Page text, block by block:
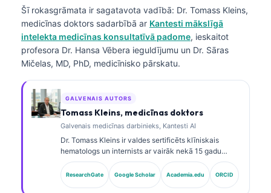
Šī rokasgrāmata ir sagatavota vadībā: Dr. Tomass Kleins,
medicīnas doktors sadarbībā ar Kantesti mākslīgā
intelekta medicīnas konsultatīvā padome, ieskaitot
profesora Dr. Hansa Vēbera ieguldījumu un Dr. Sāras
Mičelas, MD, PhD, medicīnisko pārskatu.
GALVENAIS AUTORS
Tomass Kleins, medicīnas doktors
Galvenais medicīnas darbinieks, Kantesti AI
Dr. Tomass Kleins ir valdes sertificēts klīniskais
hematologs un internists ar vairāk nekā 15 gadu
pieredzi laboratorijas medicīnā un ar AI atbalstītā
klīniskā analīzē. Kā Kantesti AI galvenais medicīnas
darbinieks viņš nodrošina klīnisku uzraudzību par
ResearchGate Google Scholar Academia.edu ORCID